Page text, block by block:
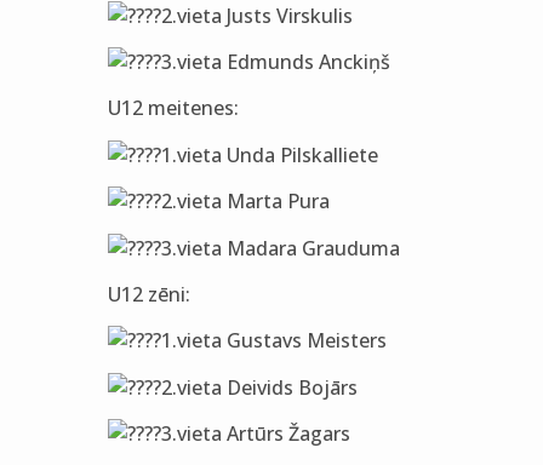
2.vieta Justs Virskulis
3.vieta Edmunds Anckiņš
U12 meitenes:
1.vieta Unda Pilskalliete
2.vieta Marta Pura
3.vieta Madara Grauduma
U12 zēni:
1.vieta Gustavs Meisters
2.vieta Deivids Bojārs
3.vieta Artūrs Žagars